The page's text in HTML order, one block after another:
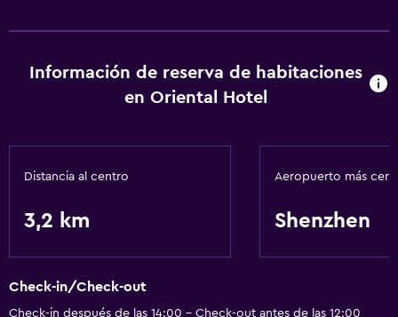
Información de reserva de habitaciones
en Oriental Hotel
Distancia al centro
3,2 km
Aeropuerto más
Shenzhen
Check-in/Check-out
Check-in después de las 14:00 - Check-out antes de las 12:00